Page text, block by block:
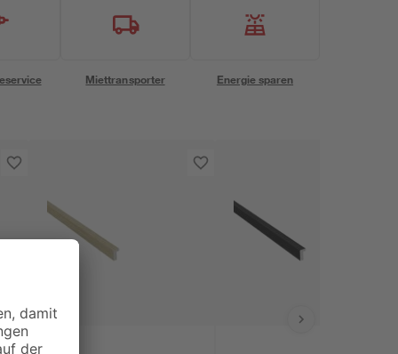
Miettransporter Energie sparen